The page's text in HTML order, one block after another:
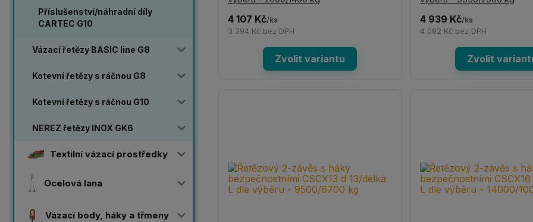
Příslušenství/náhradní díly
CARTEC G10
Vázací řetězy BASIC line G8
Kotevní řetězy s ráčnou G8
Kotevní řetězy s ráčnou G10
NEREZ řetězy INOX GK6
Textilní vázací prostředky
Ocelová lana
Vázací body, háky a třmeny
4 107 Kč/ks
3 394 Kč bez DPH
Zvolit variantu
4 939 Kč/ks
4 082 Kč bez DPH
Zvolit